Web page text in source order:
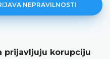
NEPRAVILNOSTI
prijavljuju korupciju